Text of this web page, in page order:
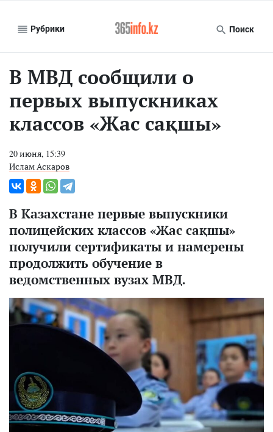
Рубрики Поиск
В МВД сообщили о
первых выпускниках
классов «Жас сақшы»
20 июня, 15:39
Ислам Аскаров
В Казахстане первые выпускники
полицейских классов «Жас сақшы»
получили сертификаты и намерены
продолжить обучение в
ведомственных вузах МВД.